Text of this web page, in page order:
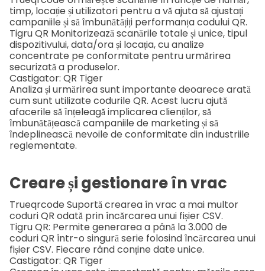
timp, locație și utilizatori pentru a vă ajuta să ajustați
campaniile și să îmbunătățiți performanța codului QR.
Tigru QR Monitorizează scanările totale și unice, tipul
dispozitivului, data/ora și locația, cu analize
concentrate pe conformitate pentru urmărirea
securizată a produselor.
Castigator: QR Tiger
Analiza și urmărirea sunt importante deoarece arată
cum sunt utilizate codurile QR. Acest lucru ajută
afacerile să înțeleagă implicarea clienților, să
îmbunătățească campaniile de marketing și să
îndeplinească nevoile de conformitate din industriile
reglementate.
Creare și gestionare în vrac
Trueqrcode Suportă crearea în vrac a mai multor
coduri QR odată prin încărcarea unui fișier CSV.
Tigru QR: Permite generarea a până la 3.000 de
coduri QR într-o singură serie folosind încărcarea unui
fișier CSV. Fiecare rând conține date unice.
Castigator: QR Tiger